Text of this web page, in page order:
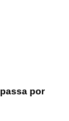
por